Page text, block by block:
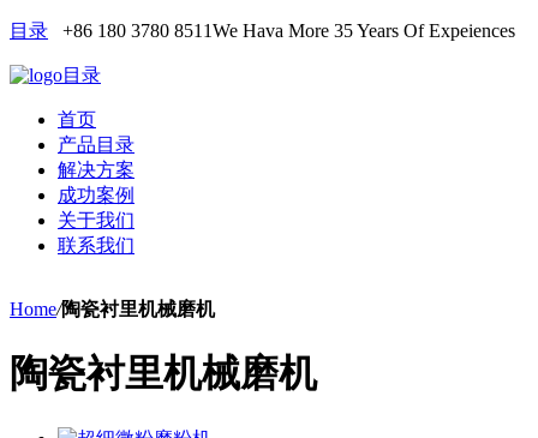
目录 +86 180 3780 8511We Hava More 35 Years Of Expeiences
目录
首页
产品目录
解决方案
成功案例
关于我们
联系我们
Home/陶瓷衬里机械磨机
陶瓷衬里机械磨机